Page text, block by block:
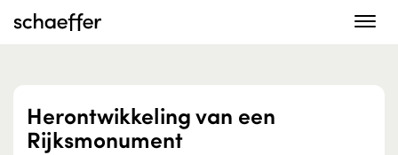
Herontwikkeling van een
Rijksmonument
Toggle